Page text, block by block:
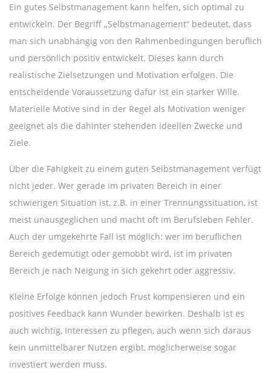
Ein gutes Selbstmanagement kann helfen, sich optimal zu
entwickeln. Der Begriff „Selbstmanagement“ bedeutet, dass
man sich unabhängig von den Rahmenbedingungen beruflich
und persönlich positiv entwickelt. Dieses kann durch
realistische Zielsetzungen und Motivation erfolgen. Die
entscheidende Voraussetzung dafür ist ein starker Wille.
Materielle Motive sind in der Regel als Motivation weniger
geeignet als die dahinter stehenden ideellen Zwecke und
Ziele.
Über die Fähigkeit zu einem guten Selbstmanagement verfügt
nicht jeder. Wer gerade im privaten Bereich in einer
schwierigen Situation ist, z.B. in einer Trennungssituation, ist
meist unausgeglichen und macht oft im Berufsleben Fehler.
Auch der umgekehrte Fall ist möglich: wer im beruflichen
Bereich gedemütigt oder gemobbt wird, ist im privaten
Bereich je nach Neigung in sich gekehrt oder aggressiv.
Kleine Erfolge können jedoch Frust kompensieren und ein
positives Feedback kann Wunder bewirken. Deshalb ist es
auch wichtig, Interessen zu pflegen, auch wenn sich daraus
kein unmittelbarer Nutzen ergibt, möglicherweise sogar
investiert werden muss.